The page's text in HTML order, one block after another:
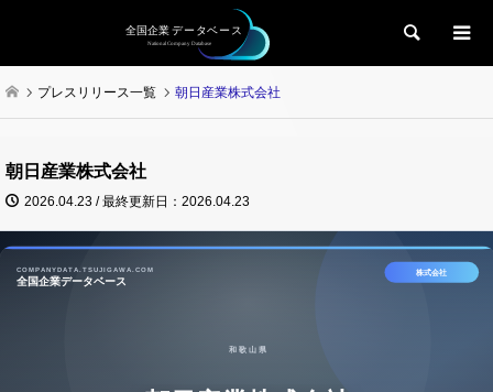
検索
プレスリリース一覧 朝日産業株式会社
朝日産業株式会社
2026.04.23 / 最終更新日：2026.04.23